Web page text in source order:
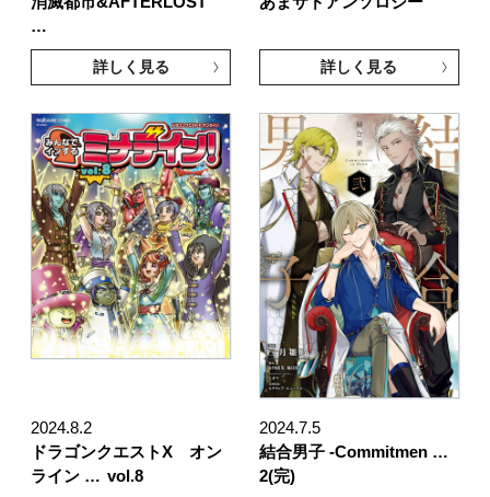
…
詳しく見る 詳しく見る
2024.8.2
ドラゴンクエストX オン
ライン … vol.8
2024.7.5
結合男子 -Commitmen …
2(完)